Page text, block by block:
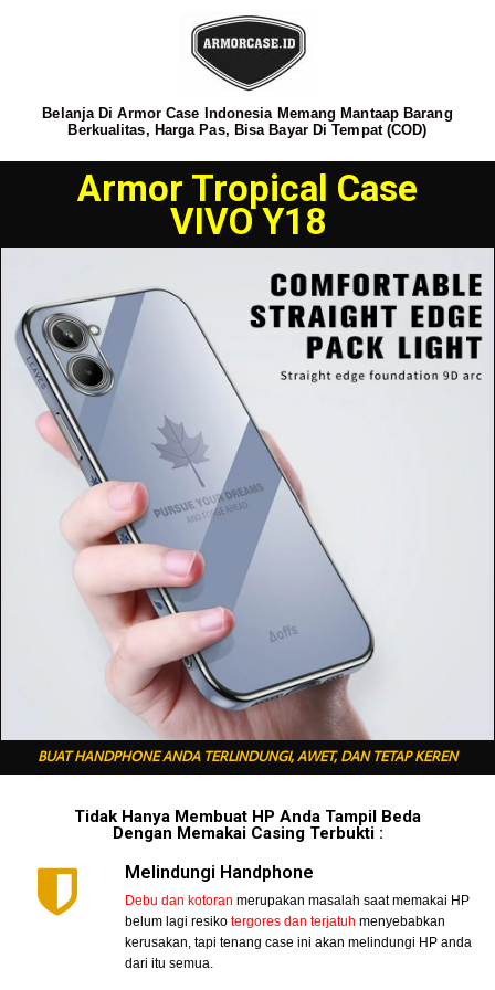
Belanja Di Armor Case Indonesia Memang Mantaap Barang
Berkualitas, Harga Pas, Bisa Bayar Di Tempat (COD)
Armor Tropical Case
VIVO Y18
BUAT HANDPHONE ANDA TERLINDUNGI, AWET, DAN TETAP KEREN
Tidak Hanya Membuat HP Anda Tampil Beda
Dengan Memakai Casing Terbukti :
Melindungi Handphone
Debu dan kotoran merupakan masalah saat memakai HP
belum lagi resiko tergores dan terjatuh menyebabkan
kerusakan, tapi tenang case ini akan melindungi HP anda
dari itu semua.